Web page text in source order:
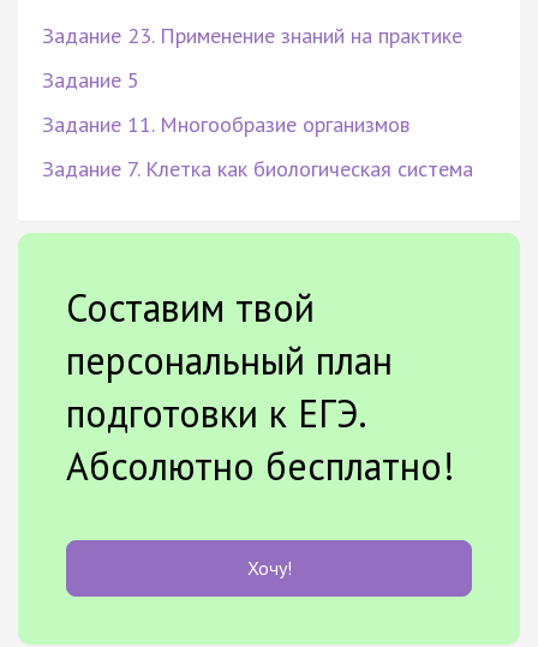
Задание 23. Применение знаний на практике
Задание 5
Задание 11. Многообразие организмов
Задание 7. Клетка как биологическая система
Составим твой
персональный план
подготовки к ЕГЭ.
Абсолютно бесплатно!
Хочу!